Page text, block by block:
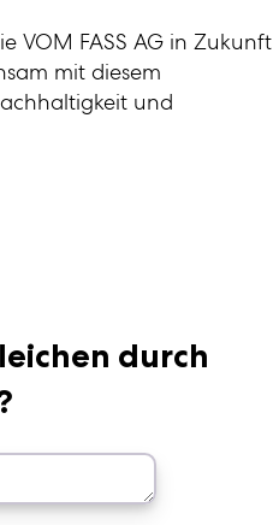
VOM FASS AG in Zukunft
mit diesem
und
durch